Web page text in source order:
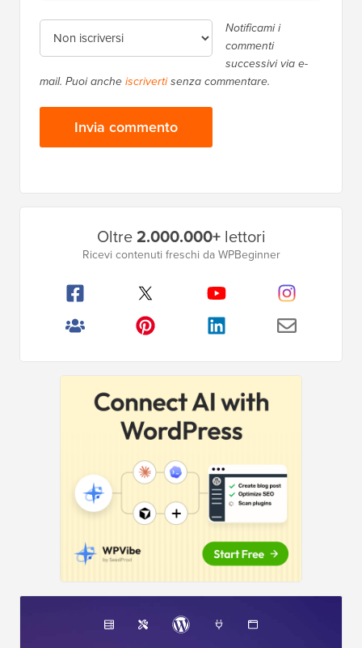
Notificami i
commenti
successivi via e-
mail. Puoi ancheiscrivertisenza commentare.
Oltre2.000.000+lettori
Ricevi contenuti freschi da WPBeginner